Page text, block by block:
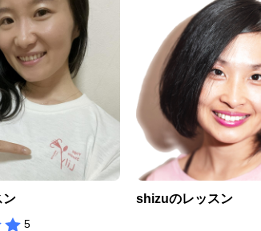
ン
5
shizuのレッスン